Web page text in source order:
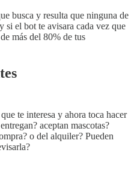
busca y resulta que ninguna de
si el bot te avisara cada vez que
más del 80% de tus
te interesa y ahora toca hacer
aceptan mascotas?
o del alquiler? Pueden